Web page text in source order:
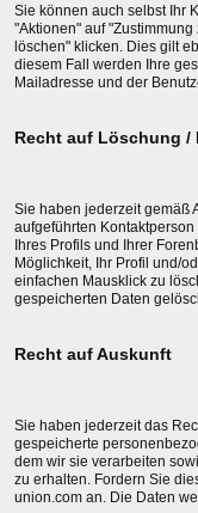
Sie können auch selbst Ihr
"Aktionen" auf
löschen" klicken. Dies gilt
diesem Fall werden Ihre
Mailadresse und der
Recht auf Löschung /
Sie haben jederzeit gemäß
aufgeführten
Ihres Profils und Ihrer
Möglichkeit, Ihr Profil und/
einfachen Mausklick zu
gespeicherten Daten
Recht auf Auskunft
Sie haben jederzeit das
gespeicherte
dem wir sie verarbeiten
zu erhalten. Fordern Sie
union.com an. Die Daten